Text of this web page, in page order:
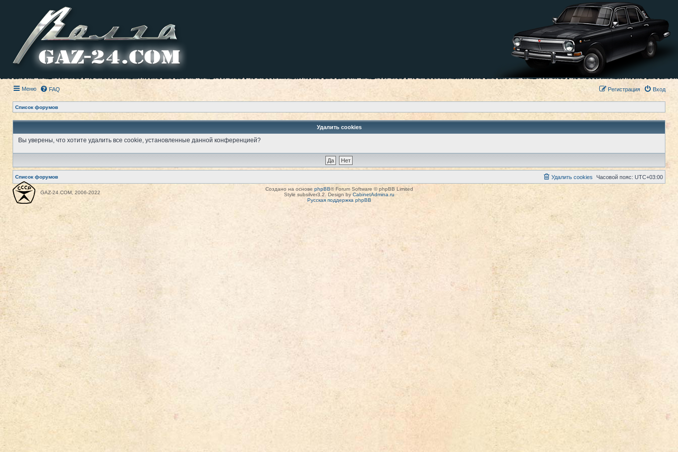
Меню FAQ Вход
Регистрация
Список форумов
Удалить cookies
Вы уверены, что хотите удалить все cookie, установленные данной конференцией?
Список форумов Часовой пояс: UTC+03:00
Удалить cookies
GAZ-24.COM, 2006-2022
Создано на основе phpBB® Forum Software © phpBB Limited
Style subsilver3.2. Design by CabinetAdmina.ru
Русская поддержка phpBB